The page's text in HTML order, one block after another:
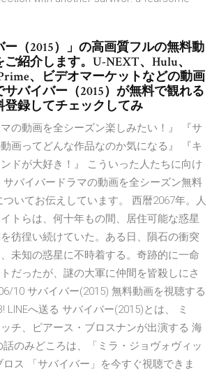
（2015）」の高画質フルの無料動
紹介します。U-NEXT、Hulu、
、ビデオマーケットなどの動画
バイバー（2015）が無料で観れる
登録してチェックしてみ
マの動画を全シーズン楽しみたい！』 『サ
画ってどんな作品なのか気になる』 『キ
ドが大好き！』 こういった人たちに向け
サバイバードラマの動画を全シーズン無料
いてお伝えしています。 西暦2067年。人
トらは、何十年もの間、居住可能な惑星
彷徨い続けていた。ある日、隕石の衝突
未知の惑星に不時着する。奇跡的に一命
だったが、謎の大軍に仲間を皆殺しにさ
10 サバイバー(2015) 無料動画を視聴する
LINEへ送る サバイバー(2015)とは、 ミ
チ、ピアース・ブロスナンが出演する 海
のみどころは、「ミラ・ジョヴォヴィッ
ス 「サバイバー」を今すぐ視聴できま